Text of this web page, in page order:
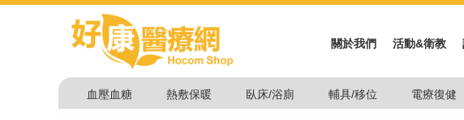
關於我們 活動&衛教
血壓血糖 熱敷保暖 臥床/浴廁 輔具/移位 電療復健